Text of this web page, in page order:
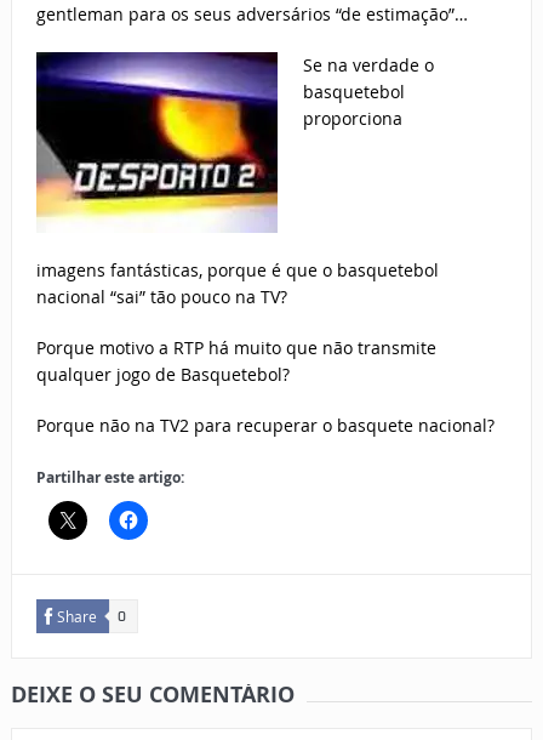
gentleman para os seus adversários “de estimação”…
Se na verdade o
basquetebol
proporciona
imagens fantásticas, porque é que o basquetebol
nacional “sai” tão pouco na TV?
Porque motivo a RTP há muito que não transmite
qualquer jogo de Basquetebol?
Porque não na TV2 para recuperar o basquete nacional?
Partilhar este artigo:
Share 0
DEIXE O SEU COMENTÁRIO